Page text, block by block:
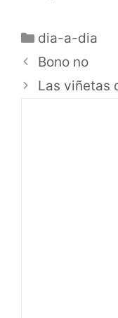
dia-a-dia
Bono no
Las viñetas